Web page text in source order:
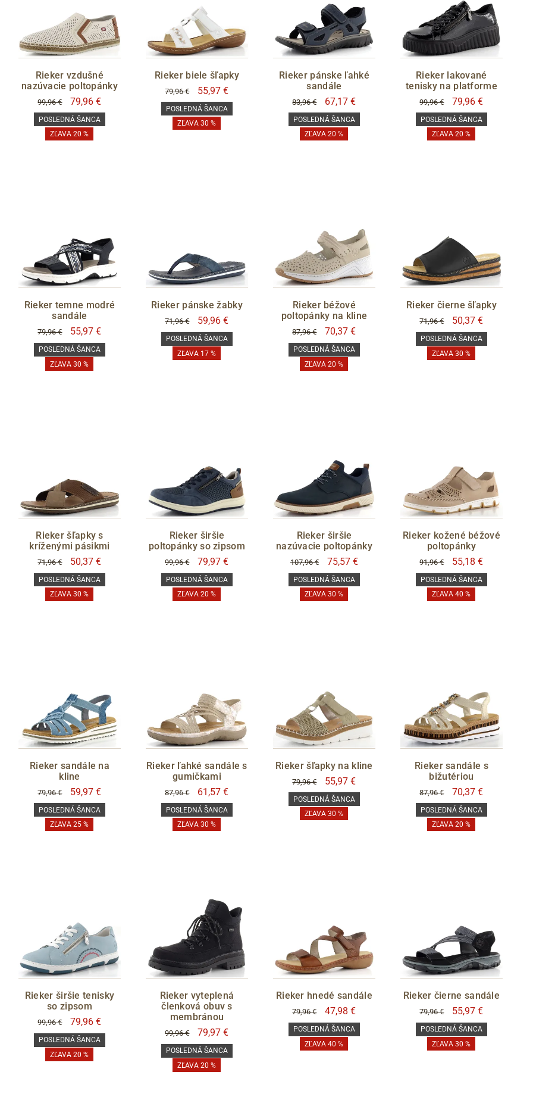
Rieker vzdušné
nazúvacie poltopánky
99,96 € 79,96 €
POSLEDNÁ ŠANCA
ZĽAVA 20 %
Rieker biele šľapky
79,96 € 55,97 €
POSLEDNÁ ŠANCA
ZĽAVA 30 %
Rieker pánske ľahké
sandále
83,96 € 67,17 €
POSLEDNÁ ŠANCA
ZĽAVA 20 %
Rieker lakované
tenisky na platforme
99,96 € 79,96 €
POSLEDNÁ ŠANCA
ZĽAVA 20 %
Rieker temne modré
sandále
79,96 € 55,97 €
POSLEDNÁ ŠANCA
ZĽAVA 30 %
Rieker pánske žabky
71,96 € 59,96 €
POSLEDNÁ ŠANCA
ZĽAVA 17 %
Rieker béžové
poltopánky na kline
87,96 € 70,37 €
POSLEDNÁ ŠANCA
ZĽAVA 20 %
Rieker čierne šľapky
71,96 € 50,37 €
POSLEDNÁ ŠANCA
ZĽAVA 30 %
Rieker šľapky s
kríženými pásikmi
71,96 € 50,37 €
POSLEDNÁ ŠANCA
ZĽAVA 30 %
Rieker širšie
poltopánky so zipsom
99,96 € 79,97 €
POSLEDNÁ ŠANCA
ZĽAVA 20 %
Rieker širšie
nazúvacie poltopánky
107,96 € 75,57 €
POSLEDNÁ ŠANCA
ZĽAVA 30 %
Rieker kožené béžové
poltopánky
91,96 € 55,18 €
POSLEDNÁ ŠANCA
ZĽAVA 40 %
Rieker sandále na
kline
79,96 € 59,97 €
POSLEDNÁ ŠANCA
ZĽAVA 25 %
Rieker ľahké sandále s
gumičkami
87,96 € 61,57 €
POSLEDNÁ ŠANCA
ZĽAVA 30 %
Rieker šľapky na kline
79,96 € 55,97 €
POSLEDNÁ ŠANCA
ZĽAVA 30 %
Rieker sandále s
bižutériou
87,96 € 70,37 €
POSLEDNÁ ŠANCA
ZĽAVA 20 %
Rieker širšie tenisky
so zipsom
99,96 € 79,96 €
POSLEDNÁ ŠANCA
ZĽAVA 20 %
Rieker vyteplená
členková obuv s
membránou
99,96 € 79,97 €
POSLEDNÁ ŠANCA
ZĽAVA 20 %
Rieker hnedé sandále
79,96 € 47,98 €
POSLEDNÁ ŠANCA
ZĽAVA 40 %
Rieker čierne sandále
79,96 € 55,97 €
POSLEDNÁ ŠANCA
ZĽAVA 30 %